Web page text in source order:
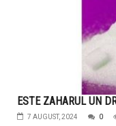
ESTE ZAHARUL UN
7 AUGUST, 2024 0